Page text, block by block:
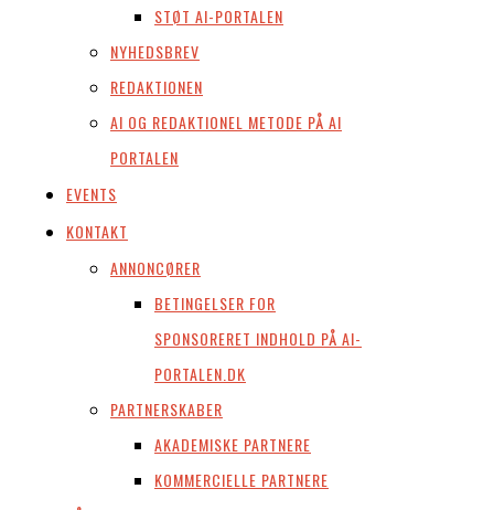
STØT AI-PORTALEN
NYHEDSBREV
REDAKTIONEN
AI OG REDAKTIONEL METODE PÅ AI
PORTALEN
EVENTS
KONTAKT
ANNONCØRER
BETINGELSER FOR
SPONSORERET INDHOLD PÅ AI-
PORTALEN.DK
PARTNERSKABER
AKADEMISKE PARTNERE
KOMMERCIELLE PARTNERE